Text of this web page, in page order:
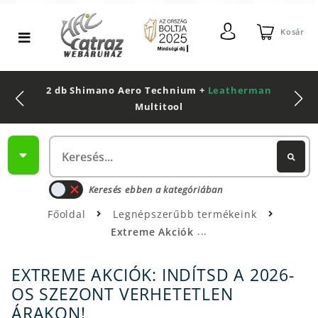
Kosár
2 db Shimano Aero Technium + Leatherman
Multitool
Keresés ebben a kategóriában
Főoldal
Legnépszerűbb termékeink
Extreme Akciók
EXTREME AKCIÓK: INDÍTSD A 2026-
OS SZEZONT VERHETETLEN
ÁRAKON!